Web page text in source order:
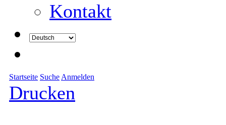
Kontakt
Startseite Suche Anmelden
Drucken